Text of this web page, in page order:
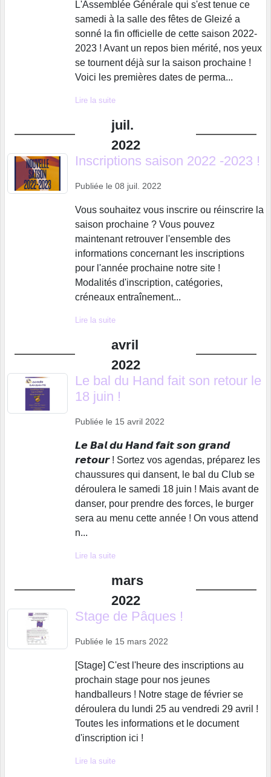
L'Assemblée Générale qui s'est tenue ce
samedi à la salle des fêtes de Gleizé a
sonné la fin officielle de cette saison 2022-
2023 ! Avant un repos bien mérité, nos yeux
se tournent déjà sur la saison prochaine !
Voici les premières dates de perma...
Lire la suite
juil.
2022
Inscriptions saison 2022 -2023 !
Publiée le 08 juil. 2022
Vous souhaitez vous inscrire ou réinscrire la
saison prochaine ? Vous pouvez
maintenant retrouver l'ensemble des
informations concernant les inscriptions
pour l'année prochaine notre site !
Modalités d'inscription, catégories,
créneaux entraînement...
Lire la suite
avril
2022
Le bal du Hand fait son retour le
18 juin !
Publiée le 15 avril 2022
𝙇𝙚 𝘽𝙖𝙡 𝙙𝙪 𝙃𝙖𝙣𝙙 𝙛𝙖𝙞𝙩 𝙨𝙤𝙣 𝙜𝙧𝙖𝙣𝙙
𝙧𝙚𝙩𝙤𝙪𝙧 ! Sortez vos agendas, préparez les
chaussures qui dansent, le bal du Club se
déroulera le samedi 18 juin ! Mais avant de
danser, pour prendre des forces, le burger
sera au menu cette année ! On vous attend
n...
Lire la suite
mars
2022
Stage de Pâques !
Publiée le 15 mars 2022
[Stage] C'est l'heure des inscriptions au
prochain stage pour nos jeunes
handballeurs ! Notre stage de février se
déroulera du lundi 25 au vendredi 29 avril !
Toutes les informations et le document
d'inscription ici !
Lire la suite